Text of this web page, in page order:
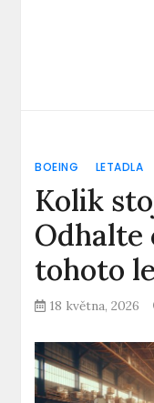
BOEING LETADLA
Kolik
Odhalte
tohoto
18 května, 2026